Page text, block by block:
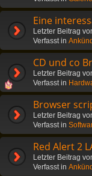
Eine
Letzter Beitrag
Verfasst in
CD und co
Letzter Beitrag
Verfasst in
Browser
Letzter Beitrag
Verfasst in
Red Alert 2
Letzter Beitrag
Verfasst in